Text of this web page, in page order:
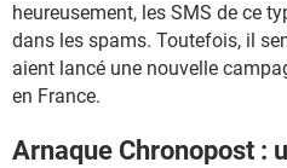
heureusement, les SMS de ce
dans les spams. Toutefois, il
aient lancé une nouvelle
en France.
Arnaque Chronopost :